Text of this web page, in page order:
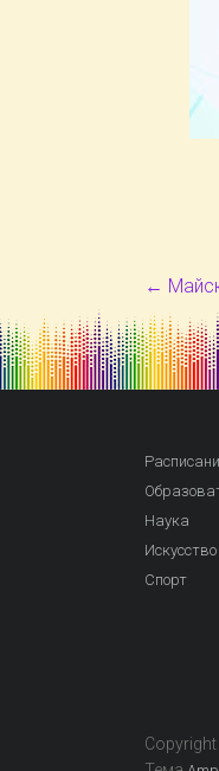
←
Наука
Искусство
Спорт